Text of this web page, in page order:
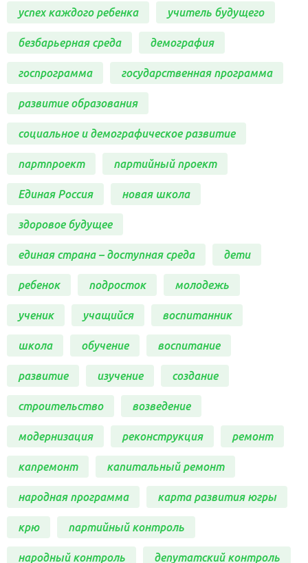
успех каждого ребенка учитель будущего
безбарьерная среда демография
госпрограмма государственная программа
развитие образования
социальное и демографическое развитие
партпроект партийный проект
Единая Россия новая школа
здоровое будущее
единая страна – доступная среда дети
ребенок подросток молодежь
ученик учащийся воспитанник
школа обучение воспитание
развитие изучение создание
строительство возведение
модернизация реконструкция ремонт
капремонт капитальный ремонт
народная программа карта развития югры
крю партийный контроль
народный контроль депутатский контроль